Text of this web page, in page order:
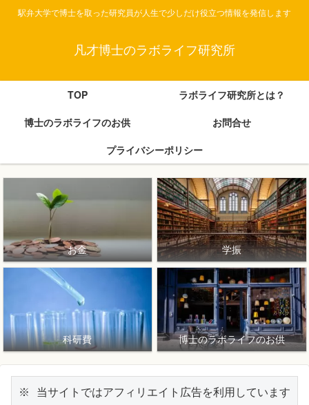
駅弁大学で博士を取った研究員が人生で少しだけ役立つ情報を発信します
凡才博士のラボライフ研究所
TOP
ラボライフ研究所とは？
博士のラボライフのお供
お問合せ
プライバシーポリシー
お金 学振
科研費 博士のラボライフのお供
※ 当サイトではアフィリエイト広告を利用しています